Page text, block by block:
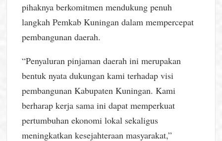
pihaknya berkomitmen mendukung penuh
langkah Pemkab Kuningan dalam mempercepat
pembangunan daerah.
“Penyaluran pinjaman daerah ini merupakan
bentuk nyata dukungan kami terhadap visi
pembangunan Kabupaten Kuningan. Kami
berharap kerja sama ini dapat memperkuat
pertumbuhan ekonomi lokal sekaligus
meningkatkan kesejahteraan masyarakat,”